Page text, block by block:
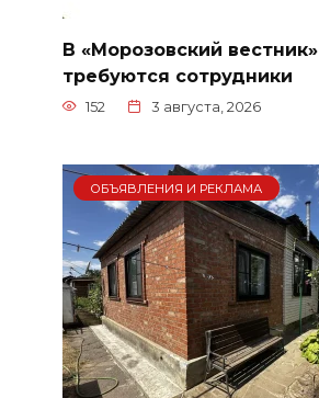
В «Морозовский вестник»
требуются сотрудники
152 3 августа, 2026
ОБЪЯВЛЕНИЯ И РЕКЛАМА